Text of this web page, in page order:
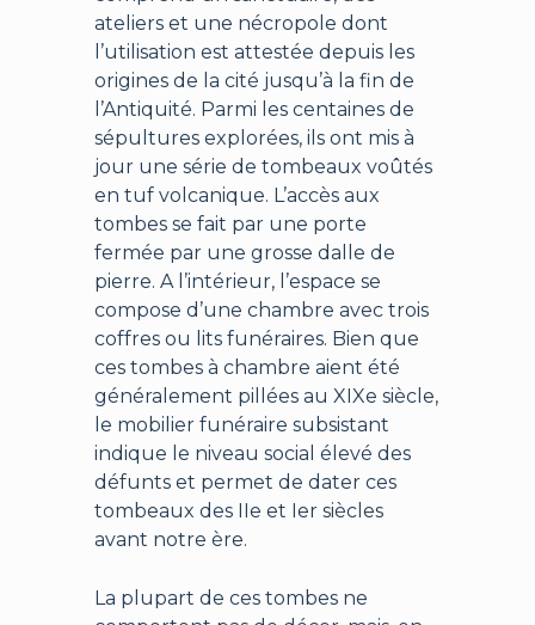
ateliers et une nécropole dont
l’utilisation est attestée depuis les
origines de la cité jusqu’à la fin de
l’Antiquité. Parmi les centaines de
sépultures explorées, ils ont mis à
jour une série de tombeaux voûtés
en tuf volcanique. L’accès aux
tombes se fait par une porte
fermée par une grosse dalle de
pierre. A l’intérieur, l’espace se
compose d’une chambre avec trois
coffres ou lits funéraires. Bien que
ces tombes à chambre aient été
généralement pillées au XIXe siècle,
le mobilier funéraire subsistant
indique le niveau social élevé des
défunts et permet de dater ces
tombeaux des IIe et Ier siècles
avant notre ère.
La plupart de ces tombes ne